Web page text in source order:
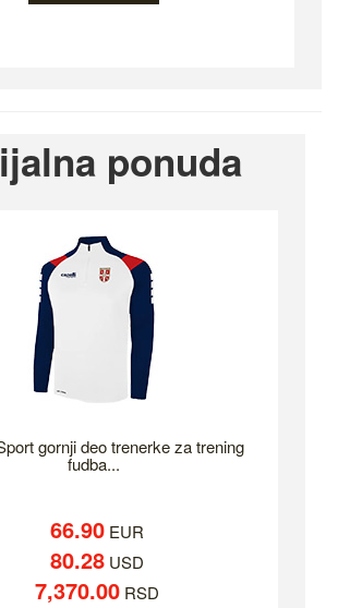
ponuda
gornji deo trenerke za trening
fudba...
66.90EUR
80.28USD
7,370.00RSD